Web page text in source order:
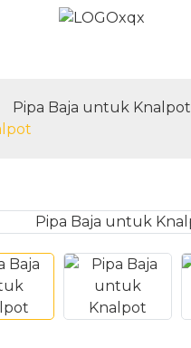
Pipa Baja untuk Knalpot